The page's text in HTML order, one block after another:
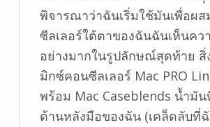
พิจารณาว่าฉันเริ่มใช้มันเพื่อผ
ซีลเลอร์ใต้ตาของฉันฉันเห็นคว
อย่างมากในรูปลักษณ์สุดท้าย
มิกซ์คอนซีลเลอร์ Mac PRO
พร้อม Mac Caseblends น้ำมั
ด้านหลังมือของฉัน (เคล็ดลับที่ฉั